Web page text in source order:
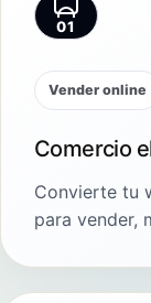
01
Vender online
Comercio
Convierte tu
para vender,